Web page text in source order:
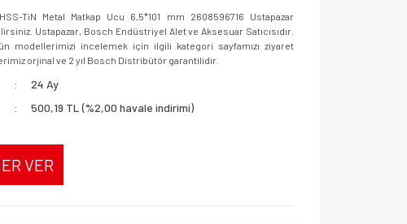
TiN Metal Matkap Ucu 6,5*101 mm 2608596716 Ustapazar
Ustapazar, Bosch Endüstriyel Alet ve Aksesuar Satıcısıdır.
modellerimizi incelemek için ilgili kategori sayfamızı ziyaret
orjinal ve 2 yıl Bosch Distribütör garantilidir.
24 Ay
500,19 TL (%2,00 havale indirimi)
VER